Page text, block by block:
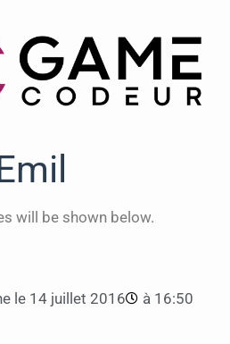
will be shown below.
le 14 juillet 2016 à 16:50